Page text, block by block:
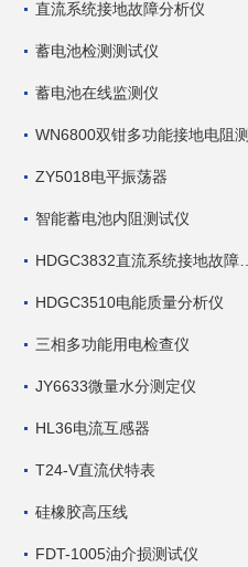
直流系统接地故障分析仪
蓄电池检测测试仪
蓄电池在线监测仪
ZY5018电平振荡器
智能蓄电池内阻测试仪
HDGC3510电能质量分析仪
三相多功能用电检查仪
JY6633微量水分测定仪
HL36电流互感器
T24-V直流伏特表
硅橡胶高压线
FDT-1005油介损测试仪